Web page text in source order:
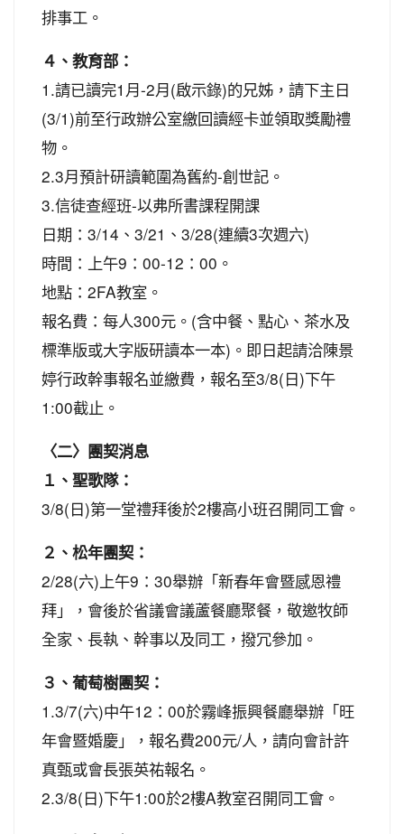
排事工。
４、教育部：
1.請已讀完1月-2月(啟示錄)的兄姊，請下主日
(3/1)前至行政辦公室繳回讀經卡並領取獎勵禮
物。
2.3月預計研讀範圍為舊約-創世記。
3.信徒查經班-以弗所書課程開課
日期：3/14、3/21、3/28(連續3次週六)
時間：上午9：00-12：00。
地點：2FA教室。
報名費：每人300元。(含中餐、點心、茶水及
標準版或大字版研讀本一本)。即日起請洽陳景
婷行政幹事報名並繳費，報名至3/8(日)下午
1:00截止。
〈二〉團契消息
１、聖歌隊：
3/8(日)第一堂禮拜後於2樓高小班召開同工會。
２、松年團契：
2/28(六)上午9：30舉辦「新春年會暨感恩禮
拜」，會後於省議會議蘆餐廳聚餐，敬邀牧師
全家、長執、幹事以及同工，撥冗參加。
３、葡萄樹團契：
1.3/7(六)中午12：00於霧峰振興餐廳舉辦「旺
年會暨婚慶」，報名費200元/人，請向會計許
真甄或會長張英祐報名。
2.3/8(日)下午1:00於2樓A教室召開同工會。